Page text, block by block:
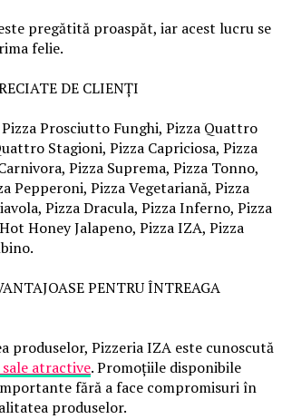
pregătită proaspăt, iar acest lucru se
felie.
DE CLIENȚI
Prosciutto Funghi, Pizza Quattro
Stagioni, Pizza Capriciosa, Pizza
Pizza Suprema, Pizza Tonno,
Pepperoni, Pizza Vegetariană, Pizza
Pizza Dracula, Pizza Inferno, Pizza
Honey Jalapeno, Pizza IZA, Pizza
PENTRU ÎNTREAGA
produselor, Pizzeria IZA este cunoscută
atractive. Promoțiile disponibile
fără a face compromisuri în
produselor.